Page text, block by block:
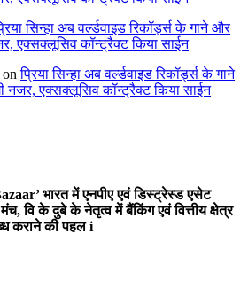
सिन्हा अब वर्ल्डवाइड रिकॉर्ड्स के गाने और
एक्सक्लूसिव कॉन्ट्रैक्ट किया साईन
onप्रिया सिन्हा अब वर्ल्डवाइड रिकॉर्ड्स के गाने
नजर, एक्सक्लूसिव कॉन्ट्रैक्ट किया साईन
भारत में एनपीए एवं डिस्ट्रेस्ड एसेट
मंच, वि के दुबे के नेतृत्व में बैंकिंग एवं वित्तीय क्षेत्र
कराने की पहल i